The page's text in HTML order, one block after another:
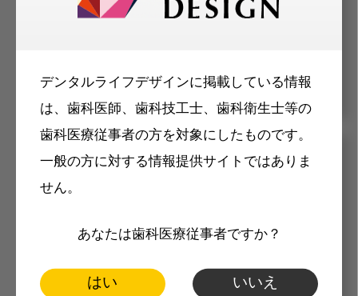
デンタルライフデザインに掲載している情報
は、歯科医師、歯科技工士、歯科衛生士等の
歯科医療従事者の方を対象にしたものです。
一般の方に対する情報提供サイトではありま
せん。
あなたは歯科医療従事者ですか？
はい いいえ
メリット